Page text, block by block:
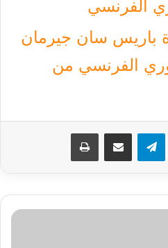
الفرنسي
باريس سان جيرمان
الفرنسي من
تيلقرام مشاركة عبر البريد طباعة